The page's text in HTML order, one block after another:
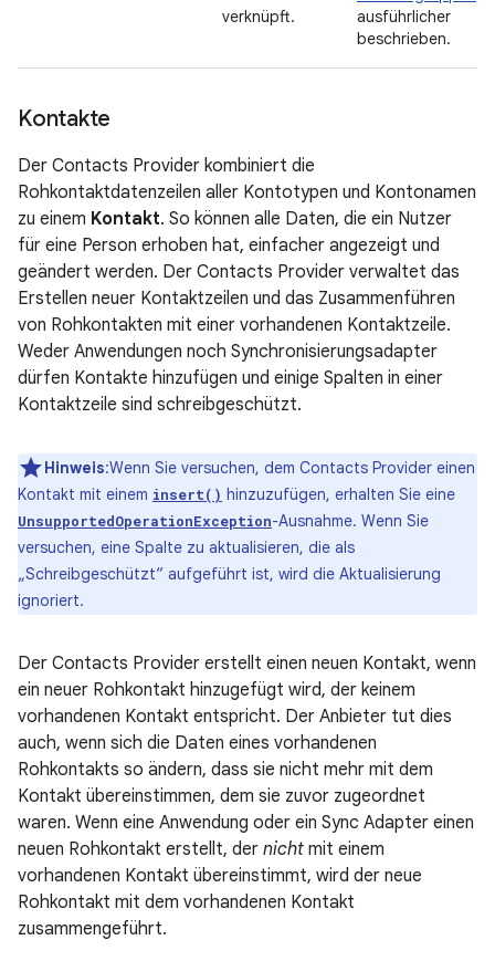
verknüpft.
ausführlicher
beschrieben.
Kontakte
Der Contacts Provider kombiniert die
Rohkontaktdatenzeilen aller Kontotypen und Kontonamen
zu einem Kontakt. So können alle Daten, die ein Nutzer
für eine Person erhoben hat, einfacher angezeigt und
geändert werden. Der Contacts Provider verwaltet das
Erstellen neuer Kontaktzeilen und das Zusammenführen
von Rohkontakten mit einer vorhandenen Kontaktzeile.
Weder Anwendungen noch Synchronisierungsadapter
dürfen Kontakte hinzufügen und einige Spalten in einer
Kontaktzeile sind schreibgeschützt.
Hinweis:Wenn Sie versuchen, dem Contacts Provider einen
Kontakt mit einem insert() hinzuzufügen, erhalten Sie eine
UnsupportedOperationException-Ausnahme. Wenn Sie
versuchen, eine Spalte zu aktualisieren, die als
„Schreibgeschützt“ aufgeführt ist, wird die Aktualisierung
ignoriert.
Der Contacts Provider erstellt einen neuen Kontakt, wenn
ein neuer Rohkontakt hinzugefügt wird, der keinem
vorhandenen Kontakt entspricht. Der Anbieter tut dies
auch, wenn sich die Daten eines vorhandenen
Rohkontakts so ändern, dass sie nicht mehr mit dem
Kontakt übereinstimmen, dem sie zuvor zugeordnet
waren. Wenn eine Anwendung oder ein Sync Adapter einen
neuen Rohkontakt erstellt, der nicht mit einem
vorhandenen Kontakt übereinstimmt, wird der neue
Rohkontakt mit dem vorhandenen Kontakt
zusammengeführt.